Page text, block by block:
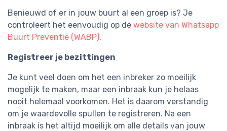
Benieuwd of er in jouw buurt al een groep is? Je
controleert het eenvoudig op de website van Whatsapp
Buurt Preventie (WABP).
Registreer je bezittingen
Je kunt veel doen om het een inbreker zo moeilijk
mogelijk te maken, maar een inbraak kun je helaas
nooit helemaal voorkomen. Het is daarom verstandig
om je waardevolle spullen te registreren. Na een
inbraak is het altijd moeilijk om alle details van jouw